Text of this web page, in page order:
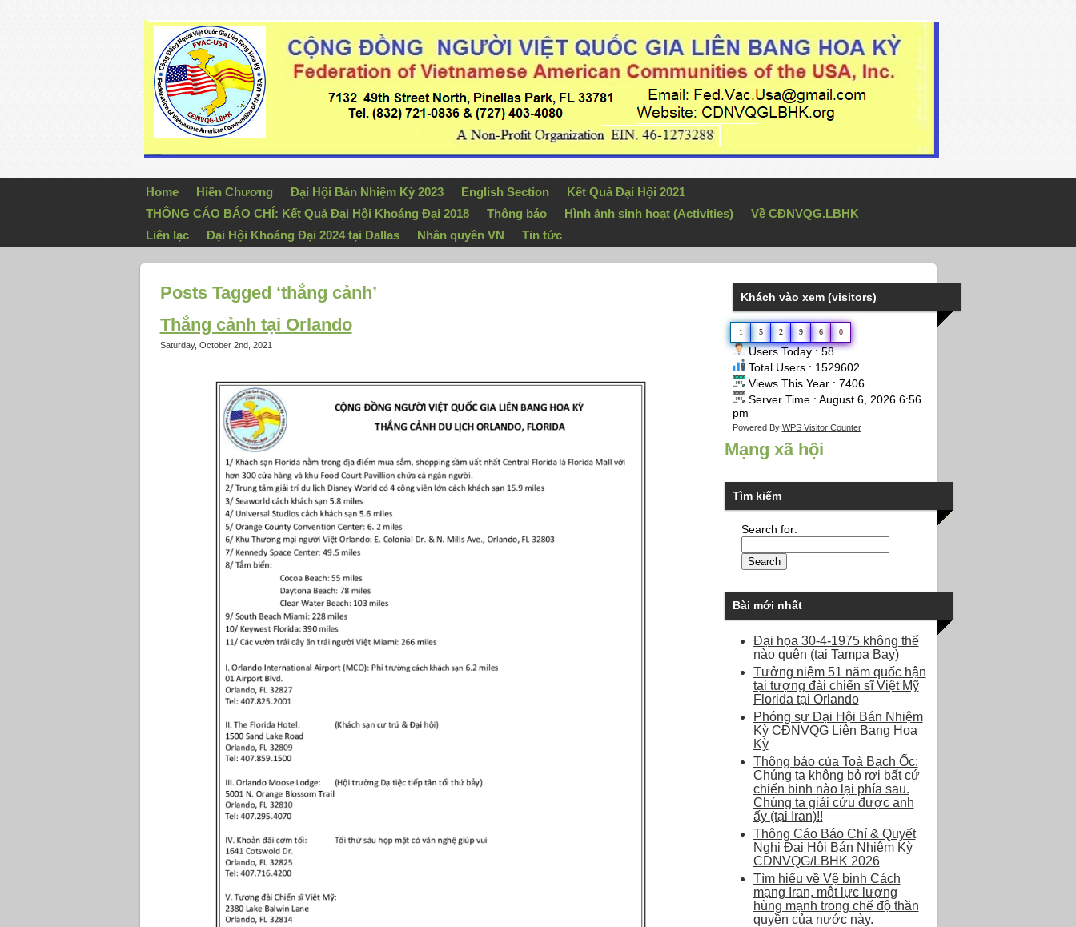
Home Hiến Chương Đại Hội Bán Nhiệm Kỳ 2023 English Section
Kết Quả Đại Hội 2021
THÔNG CÁO BÁO CHÍ: Kết Quả Đại Hội Khoáng Đại 2018
Thông báo Hình ảnh sinh hoạt (Activities)
Về CĐNVQG.LBHK
Liên lạc
Đại Hội Khoáng Đại 2024 tại Dallas Nhân quyền VN Tin tức
Posts Tagged ‘thắng cảnh’
Thắng cảnh tại Orlando
Saturday, October 2nd, 2021
Khách vào xem (visitors)
1 5 2 9 6 0
Users Today : 58
Total Users : 1529602
Views This Year : 7406
Server Time : August 6, 2026 6:56
pm
Powered By WPS Visitor Counter
Mạng xã hội
Tìm kiếm
Search for:
Bài mới nhất
Đại họa 30-4-1975 không thể
nào quên (tại Tampa Bay)
Tưởng niệm 51 năm quốc hận
tại tượng đài chiến sĩ Việt Mỹ
Florida tại Orlando
Phóng sự Đại Hội Bán Nhiệm
Kỳ CĐNVQG Liên Bang Hoa
Kỳ
Thông báo của Toà Bạch Ốc:
Chúng ta không bỏ rơi bất cứ
chiến binh nào lại phía sau.
Chúng ta giải cứu được anh
ấy (tại Iran)!!
Thông Cáo Báo Chí & Quyết
Nghị Đại Hội Bán Nhiệm Kỳ
CDNVQG/LBHK 2026
Tìm hiểu về Vệ binh Cách
mạng Iran, một lực lượng
hùng mạnh trong chế độ thần
quyền của nước này.